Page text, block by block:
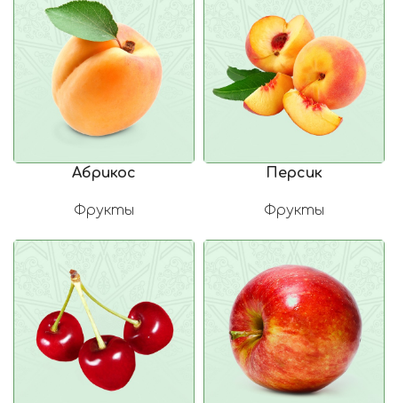
Абрикос
Фрукты
Персик
Фрукты